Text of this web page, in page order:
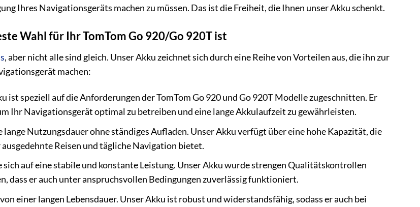
Ihres Navigationsgeräts machen zu müssen. Das ist die Freiheit, die Ihnen unser Akku schenkt.
Wahl für Ihr TomTom Go 920/Go 920T ist
, aber nicht alle sind gleich. Unser Akku zeichnet sich durch eine Reihe von Vorteilen aus, die ihn zur
machen:
ist speziell auf die Anforderungen der TomTom Go 920 und Go 920T Modelle zugeschnitten. Er
Ihr Navigationsgerät optimal zu betreiben und eine lange Akkulaufzeit zu gewährleisten.
lange Nutzungsdauer ohne ständiges Aufladen. Unser Akku verfügt über eine hohe Kapazität, die
Reisen und tägliche Navigation bietet.
sich auf eine stabile und konstante Leistung. Unser Akku wurde strengen Qualitätskontrollen
dass er auch unter anspruchsvollen Bedingungen zuverlässig funktioniert.
einer langen Lebensdauer. Unser Akku ist robust und widerstandsfähig, sodass er auch bei